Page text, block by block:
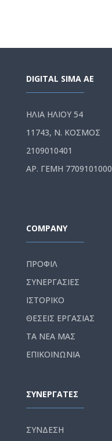
DIGITAL SIMA AE
ΗΛΙΑ ΗΛΙΟΥ 54
11743, Ν. ΚΟΣΜΟΣ
2109010401
ΑΡ. ΓΕΜΗ 7709101000
COMPANY
ΠΡΟΦΙΛ
ΣΥΝΕΡΓΑΣΙΕΣ
ΙΣΤΟΡΙΚΟ
ΘΕΣΕΙΣ ΕΡΓΑΣΙΑΣ
ΤΑ ΝΕΑ ΜΑΣ
ΕΠΙΚΟΙΝΩΝΙΑ
ΣΥΝΕΡΓΑΤΕΣ
ΣΥΝΔΕΣΗ